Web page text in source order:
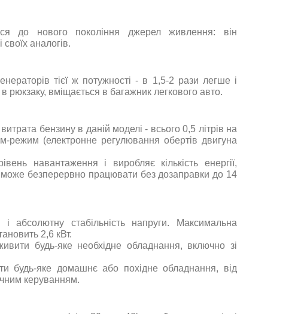
до нового покоління джерел живлення: він
аналогів.
тієї ж потужності - в 1,5-2 рази легше і
рюкзаку, вміщається в багажник легкового авто.
бензину в даній моделі - всього 0,5 літрів на
режим (електронне регулювання обертів двигуна
навантаження і виробляє кількість енергії,
може безперервно працювати без дозаправки до 14
абсолютну стабільність напруги. Максимальна
2,6 кВт.
будь-яке необхідне обладнання, включно зі
будь-яке домашнє або похідне обладнання, від
керуванням.